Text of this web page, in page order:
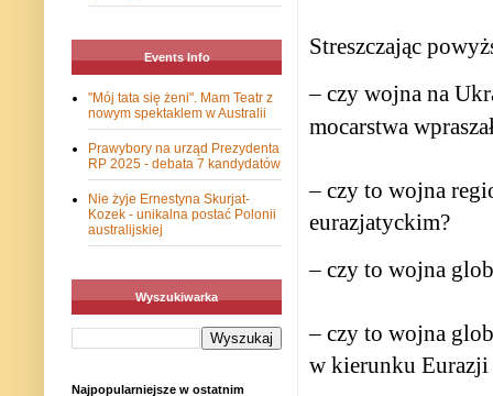
Streszczając
– czy wojna na
mocarstwa
– czy to wojna
eurazjatyckim?
– czy to wojna
– czy to wojna
w kierunku
Events Info
"Mój tata się żeni". Mam Teatr z
nowym spektaklem w Australii
Prawybory na urząd Prezydenta
RP 2025 - debata 7 kandydatów
Nie żyje Ernestyna Skurjat-
Kozek - unikalna postać Polonii
australijskiej
Wyszukiwarka
Najpopularniejsze w ostatnim